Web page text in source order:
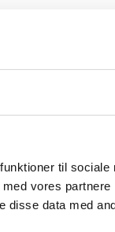
til sociale
vores partnere
disse data med